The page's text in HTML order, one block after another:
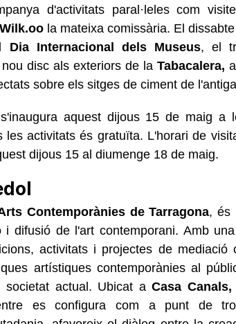
d'activitats paral·leles com
la mateixa comissària. El
Dia Internacional dels Museus, el
disc als exteriors de la Tabacalera,
sobre els sitges de ciment de
s'inaugura aquest dijous 15 de maig a
les activitats és gratuïta. L'horari de
dijous 15 al diumenge 18 de maig.
Contemporànies de Tarragona, és
i difusió de l'art contemporani. Amb
activitats i projectes de mediació
artístiques contemporànies al
societat actual. Ubicat aCasa Canals,
es configura com a punt de